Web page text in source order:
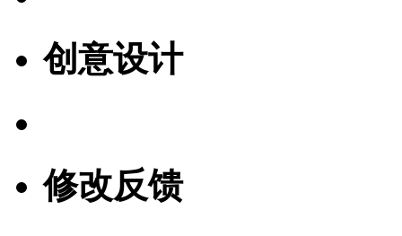
创意设计
修改反馈